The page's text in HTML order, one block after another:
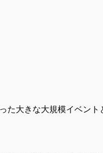
大きな大規模イベント